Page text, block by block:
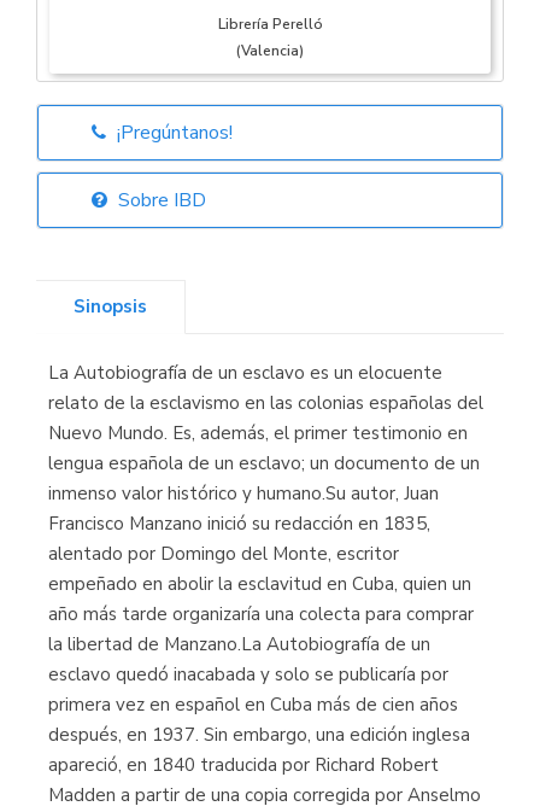
Librería Perelló
(Valencia)
Librería Elías
Librería Proteo
(Málaga)
¡Pregúntanos!
Sobre IBD
Sinopsis
La Autobiografía de un esclavo es un elocuente
relato de la esclavismo en las colonias españolas del
Nuevo Mundo. Es, además, el primer testimonio en
lengua española de un esclavo; un documento de un
inmenso valor histórico y humano.Su autor, Juan
Francisco Manzano inició su redacción en 1835,
alentado por Domingo del Monte, escritor
empeñado en abolir la esclavitud en Cuba, quien un
año más tarde organizaría una colecta para comprar
la libertad de Manzano.La Autobiografía de un
esclavo quedó inacabada y solo se publicaría por
primera vez en español en Cuba más de cien años
después, en 1937. Sin embargo, una edición inglesa
apareció, en 1840 traducida por Richard Robert
Madden a partir de una copia corregida por Anselmo